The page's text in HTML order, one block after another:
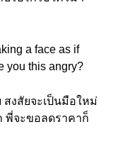
a face as if
you this angry?
งสัยจะเป็นมือใหม่
พี่จะขอลดราคาก็